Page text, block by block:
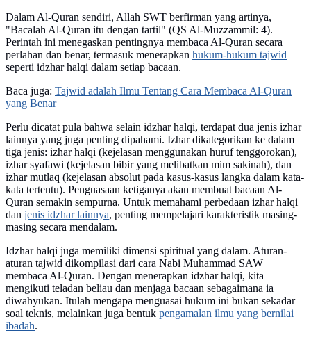
Dalam Al-Quran sendiri, Allah SWT berfirman yang artinya,
"Bacalah Al-Quran itu dengan tartil" (QS Al-Muzzammil: 4).
Perintah ini menegaskan pentingnya membaca Al-Quran secara
perlahan dan benar, termasuk menerapkan hukum-hukum tajwid
seperti idzhar halqi dalam setiap bacaan.
Baca juga: Tajwid adalah Ilmu Tentang Cara Membaca Al-Quran
yang Benar
Perlu dicatat pula bahwa selain idzhar halqi, terdapat dua jenis izhar
lainnya yang juga penting dipahami. Izhar dikategorikan ke dalam
tiga jenis: izhar halqi (kejelasan menggunakan huruf tenggorokan),
izhar syafawi (kejelasan bibir yang melibatkan mim sakinah), dan
izhar mutlaq (kejelasan absolut pada kasus-kasus langka dalam kata-
kata tertentu). Penguasaan ketiganya akan membuat bacaan Al-
Quran semakin sempurna. Untuk memahami perbedaan izhar halqi
dan jenis idzhar lainnya, penting mempelajari karakteristik masing-
masing secara mendalam.
Idzhar halqi juga memiliki dimensi spiritual yang dalam. Aturan-
aturan tajwid dikompilasi dari cara Nabi Muhammad SAW
membaca Al-Quran. Dengan menerapkan idzhar halqi, kita
mengikuti teladan beliau dan menjaga bacaan sebagaimana ia
diwahyukan. Itulah mengapa menguasai hukum ini bukan sekadar
soal teknis, melainkan juga bentuk pengamalan ilmu yang bernilai
ibadah.